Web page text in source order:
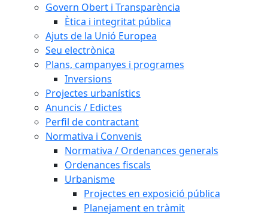
Govern Obert i Transparència
Ètica i integritat pública
Ajuts de la Unió Europea
Seu electrònica
Plans, campanyes i programes
Inversions
Projectes urbanístics
Anuncis / Edictes
Perfil de contractant
Normativa i Convenis
Normativa / Ordenances generals
Ordenances fiscals
Urbanisme
Projectes en exposició pública
Planejament en tràmit